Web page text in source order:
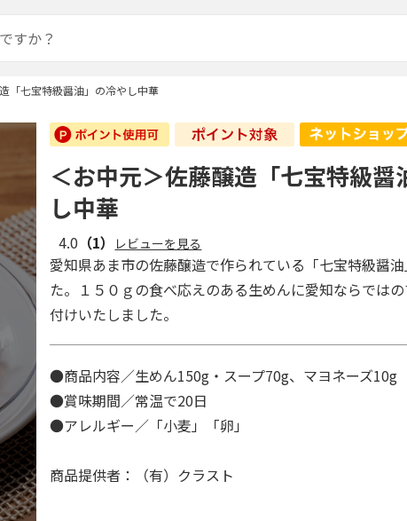
「七宝特級醤油」の冷やし中華
＜お中元＞佐藤醸造「七宝特級醤
し中華
4.0 （1） レビューを見る
愛知県あま市の佐藤醸造で作られている「七宝特級醤
た。１５０ｇの食べ応えのある生めんに愛知ならでは
付けいたしました。
●商品内容／生めん150g・スープ70g、マヨネーズ
●賞味期間／常温で20日
●アレルギー／「小麦」「卵」
商品提供者：（有）クラスト